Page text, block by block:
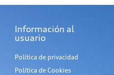
Información al
usuario
Política de privacidad
Política de Cookies